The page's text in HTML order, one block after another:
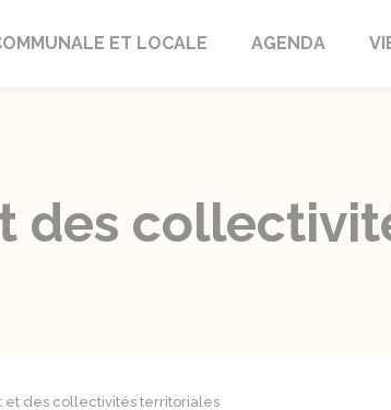
ET LOCALE AGENDA
des
et des collectivités territoriales